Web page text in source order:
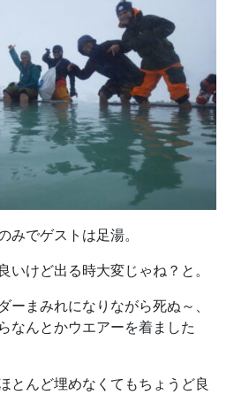
みでゲストは足湯。
いけど出る時大変じゃね？と。
ーまみれになりながら死ぬ～、
なんとかウエアーを着ました
とんど埋めなくてもちょうど良